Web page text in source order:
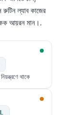
রুটিন ল্যাব কাজের
আয়রন মান।.
থাকে